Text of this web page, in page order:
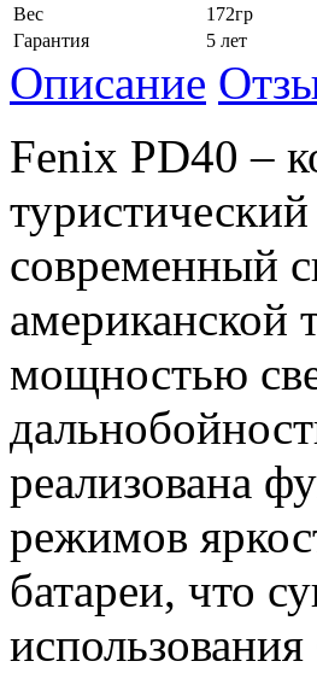
Вес
172гр
Гарантия
5 лет
Описание
Fenix PD40 –
современный
американской
мощностью
реализована
режимов
батареи, что